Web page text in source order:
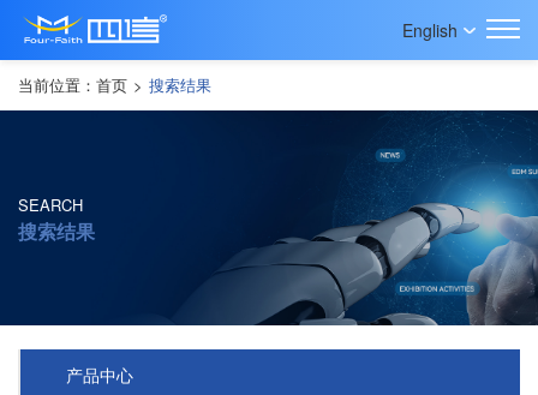
English
当前位置： 首页 > 搜索结果
SEARCH
搜索结果
产品中心